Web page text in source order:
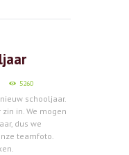
5260
schooljaar.
in. We mogen
dus we
teamfoto.